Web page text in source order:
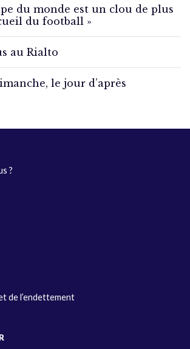
du monde est un clou de plus
du football »
au Rialto
le jour d’après
?
de l’endettement